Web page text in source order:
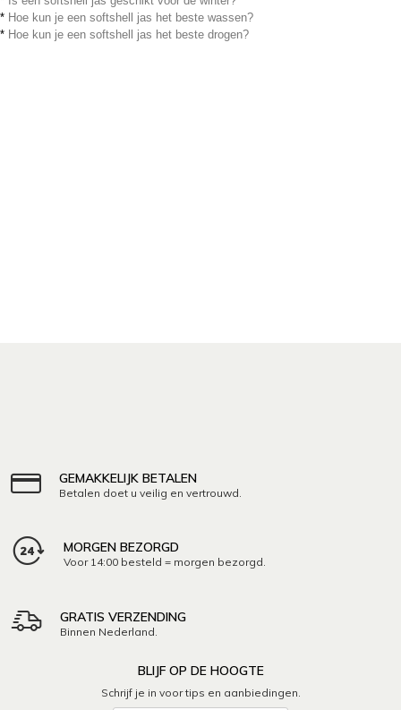
* Hoe kun je een softshell jas het beste wassen?
* Hoe kun je een softshell jas het beste drogen?
GEMAKKELIJK BETALEN
Betalen doet u veilig en vertrouwd.
MORGEN BEZORGD
Voor 14:00 besteld = morgen bezorgd.
GRATIS VERZENDING
Binnen Nederland.
BLIJF OP DE HOOGTE
Schrijf je in voor tips en aanbiedingen.